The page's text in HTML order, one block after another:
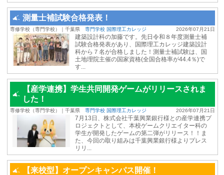
測量士補試験合格発表！
2026年07月21日
専修学校（専門学校）｜千葉県 専門学校 国際理工カレッジ
建築設計科の加藤です。先日令和８年度測量士補
試験合格発表があり、国際理工カレッジ建築設計
科から７名が合格しました！測量士補試験は、国
土地理院主催の国家資格(全国合格率が44.4％)で
す...
【産学連携】学生共同開発ゲームがリリースされま
した！
2026年07月21日
専修学校（専門学校）｜千葉県 専門学校 国際理工カレッジ
7月13日、株式会社千葉興業銀行様との産学連携プ
ロジェクトとして、本校ゲームクリエイター科の
学生が開発したゲームの第二弾がリリース！！ま
た、今回の取り組みは千葉興業銀行様よりプレス
リリ...
【来校型】オープンキャンパス開催！